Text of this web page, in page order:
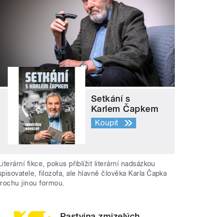
Setkání s
Karlem Čapkem
Koupit
fikce, pokus přiblížit literární nadsázkou
filozofa, ale hlavně člověka Karla Čapka
jinou formou.